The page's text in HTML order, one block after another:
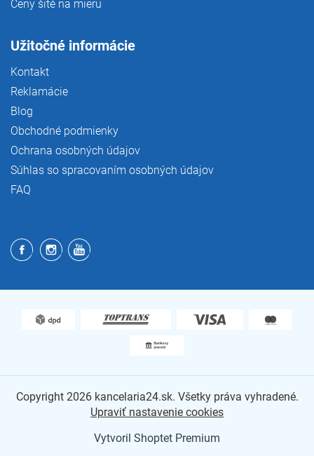
Ceny šité na mieru
Užitočné informácie
Kontakt
Reklamácie
Blog
Obchodné podmienky
Ochrana osobných údajov
Súhlas so spracovaním osobných údajov
FAQ
Vytvoril Shoptet Premium
Copyright 2026 kancelaria24.sk. Všetky práva vyhradené.
Upraviť nastavenie cookies